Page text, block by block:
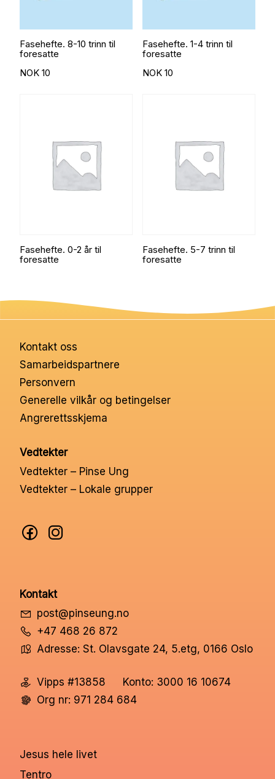
Fasehefte. 8-10 trinn til
foresatte
NOK 10
Fasehefte. 1-4 trinn til
foresatte
NOK 10
Fasehefte. 0-2 år til
foresatte
Fasehefte. 5-7 trinn til
foresatte
Kontakt oss
Samarbeidspartnere
Personvern
Generelle vilkår og betingelser
Angrerettsskjema
Vedtekter
Vedtekter – Pinse Ung
Vedtekter – Lokale grupper
Kontakt
post@pinseung.no
+47 468 26 872
Adresse: St. Olavsgate 24, 5.etg, 0166 Oslo
Vipps #13858
Konto: 3000 16 10674
Org nr: 971 284 684
Jesus hele livet
Tentro